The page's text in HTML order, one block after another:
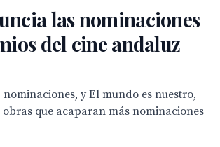
las nominaciones
del cine andaluz
nominaciones, y El mundo es nuestro,
que acaparan más nominaciones